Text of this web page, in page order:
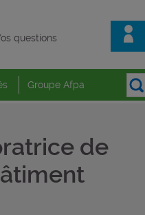
questions
Groupe Afpa
de